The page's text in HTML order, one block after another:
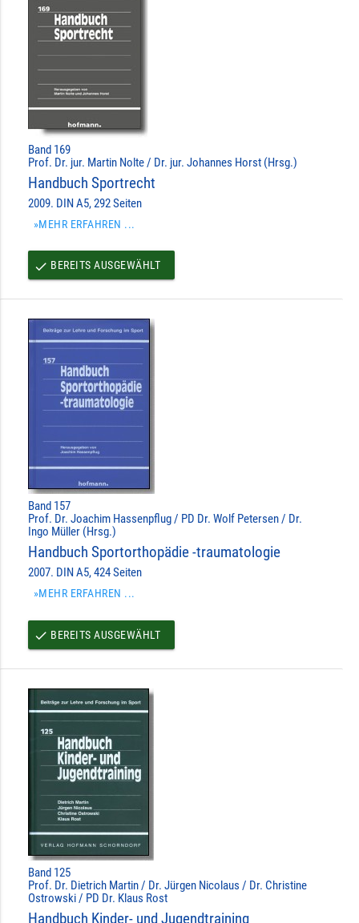
Band 169
Prof. Dr. jur. Martin Nolte / Dr. jur. Johannes Horst (Hrsg.)
Handbuch Sportrecht
2009. DIN A5, 292 Seiten
»MEHR ERFAHREN ...
done BEREITS AUSGEWÄHLT
Band 157
Prof. Dr. Joachim Hassenpflug / PD Dr. Wolf Petersen / Dr.
Ingo Müller (Hrsg.)
Handbuch Sportorthopädie -traumatologie
2007. DIN A5, 424 Seiten
»MEHR ERFAHREN ...
done BEREITS AUSGEWÄHLT
Band 125
Prof. Dr. Dietrich Martin / Dr. Jürgen Nicolaus / Dr. Christine
Ostrowski / PD Dr. Klaus Rost
Handbuch Kinder- und Jugendtraining